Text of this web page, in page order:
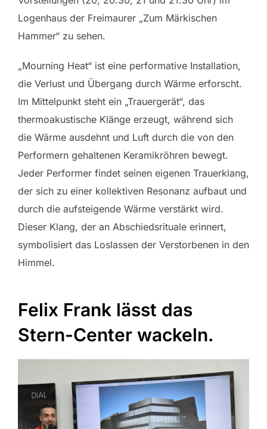
Logenhaus der Freimaurer „Zum Märkischen
Hammer“ zu sehen.
„Mourning Heat“ ist eine performative Installation,
die Verlust und Übergang durch Wärme erforscht.
Im Mittelpunkt steht ein „Trauergerät“, das
thermoakustische Klänge erzeugt, während sich
die Wärme ausdehnt und Luft durch die von den
Performern gehaltenen Keramikröhren bewegt.
Jeder Performer findet seinen eigenen Trauerklang,
der sich zu einer kollektiven Resonanz aufbaut und
durch die aufsteigende Wärme verstärkt wird.
Dieser Klang, der an Abschiedsrituale erinnert,
symbolisiert das Loslassen der Verstorbenen in den
Himmel.
Felix Frank lässt das
Stern-Center wackeln.